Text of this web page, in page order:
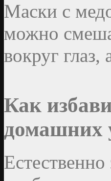
Маски с
можно
вокруг глаз,
Как
домашних